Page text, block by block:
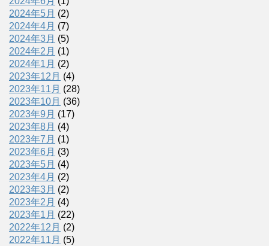
2024年5月 (2)
2024年4月 (7)
2024年3月 (5)
2024年2月 (1)
2024年1月 (2)
2023年12月 (4)
2023年11月 (28)
2023年10月 (36)
2023年9月 (17)
2023年8月 (4)
2023年7月 (1)
2023年6月 (3)
2023年5月 (4)
2023年4月 (2)
2023年3月 (2)
2023年2月 (4)
2023年1月 (22)
2022年12月 (2)
2022年11月 (5)